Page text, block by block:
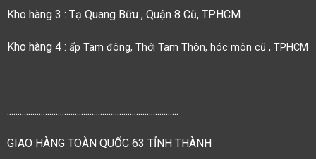
Kho hàng 3 : Tạ Quang Bữu , Quận 8 Cũ, TPHCM
Kho hàng 4 : ấp Tam đông, Thới Tam Thôn, hóc môn cũ , TPHCM
.................................................................................
GIAO HÀNG TOÀN QUỐC 63 TỈNH THÀNH